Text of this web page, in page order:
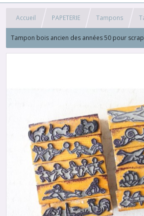
Accueil PAPETERIE Tampons
Tampon bois ancien des années 50 pour